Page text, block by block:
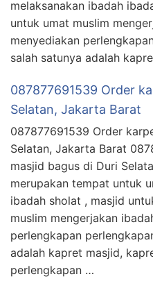
melaksanakan ibadah
untuk umat muslim
menyediakan
salah satunya adalah
087877691539 Order
Selatan, Jakarta Barat
087877691539 Order
Selatan, Jakarta Barat
masjid bagus di Duri
merupakan tempat untuk
ibadah sholat , masjid
muslim mengerjakan
perlengkapan
adalah kapret masjid,
perlengkapan …